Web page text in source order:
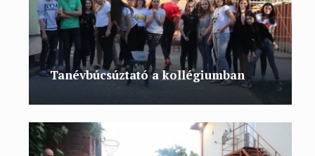
Tanévbúcsúztató a kollégiumban